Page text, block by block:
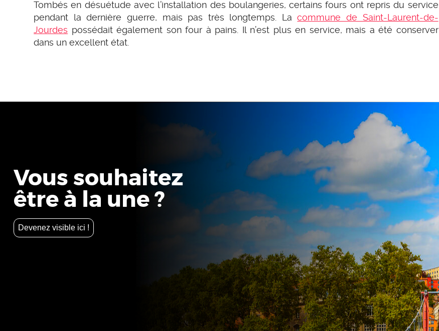
Tombés en désuétude avec l’installation des boulangeries, certains fours ont repris du service
pendant la dernière guerre, mais pas très longtemps. Lacommune de Saint-Laurent-de-
Jourdes possédait également son four à pains. Il n’est plus en service, mais a été conserver
dans un excellent état.
Vous souhaitez
être à la une ?
Devenez visible ici !